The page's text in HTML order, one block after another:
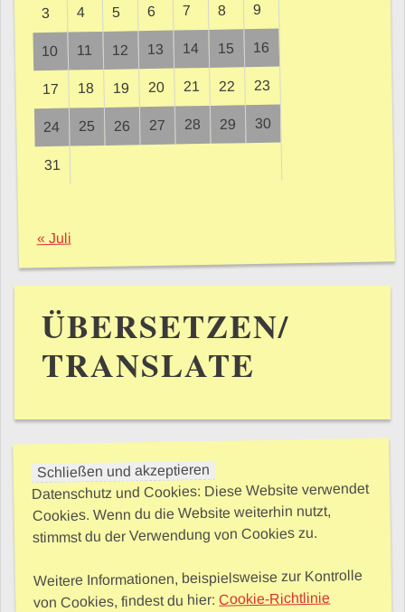
3 4 5 6 7 8 9
10 11 12 13 14 15 16
17 18 19 20 21 22 23
24 25 26 27 28 29 30
31
« Juli
ÜBERSETZEN/
TRANSLATE
Datenschutz und Cookies: Diese Website verwendet
Cookies. Wenn du die Website weiterhin nutzt,
stimmst du der Verwendung von Cookies zu.
Weitere Informationen, beispielsweise zur Kontrolle
von Cookies, findest du hier:Cookie-Richtlinie